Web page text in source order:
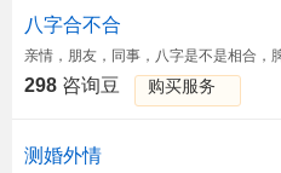
八字合不合
亲情，朋友，同事，八字是不是相合，
298 咨询豆 购买服务
测婚外情